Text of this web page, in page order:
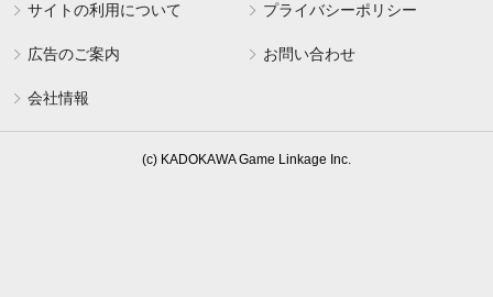
サイトの利用について プライバシーポリシー
広告のご案内 お問い合わせ
会社情報
(c) KADOKAWA Game Linkage Inc.